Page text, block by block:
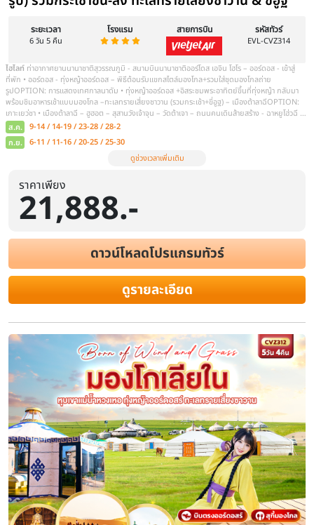
ไฮไลท์Day 1: สนามบินสุวรรณภูมิ – สนามบินออร์ดอส – เมืองออร์ด
เล่นรอบกองไฟ | Day 3: ชมพระอาทิตย์ขึ้นที่ทุ่งหญ้าออร์ดอส – ทะเลท
เสี่ยงซาวาน – ขึ้นกระเช้าสู่ยอดเนินทราย – ขี่อูฐท่องผืนทราย – เมืองต้
ภูเขาไฟ – สวมใส่ชุดอวกาศ – อุทยานภูเขาไฟอูลันดา – เขตฉาหยูโฮ่วฉี
มองโกเลีย – เมืองฮูฮอต – วัดต้าเจา – ถนนโบราณไซซ่าง – เมืองตาล
ลาน – สวนวัฒนธรรมมองโกลหยวนหลิว – ทะเลสาบอูลาน – เขตท่
ส.ค. 9-14 / 14-19 / 23-28 / 28-2
ก.ย. 6-11 / 11-16 / 20-25 / 25-30
ราคาเพียง
21,888.-
ดาวน์โหลดโปรแกรมทัวร์
ดูรายละเอียด